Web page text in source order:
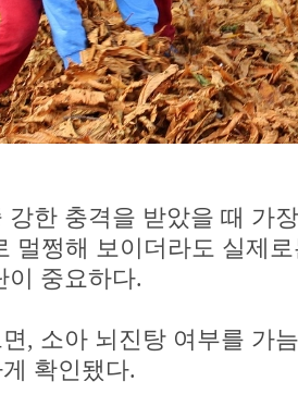
강한 충격을 받았을 때 가
멀쩡해 보이더라도 실제
이 중요하다.
, 소아 뇌진탕 여부를 가
확인됐다.